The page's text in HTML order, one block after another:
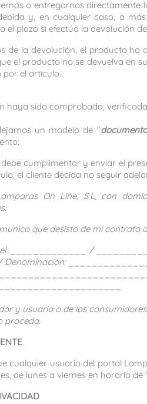
o entregarnos directamente
y, en cualquier caso, a
el plazo si efectúa la devolución
de la devolución, el producto
el producto no se devuelva en
el artículo.
haya sido comprobada,
un modelo de "
cumplimentar y enviar el
el cliente decida no seguir
On Line, S.L, con
que desisto de mi contrato
:
_____________ /
Denominación:
y usuario o de los
proceda.
cualquier usuario del portal
de lunes a viernes en horario